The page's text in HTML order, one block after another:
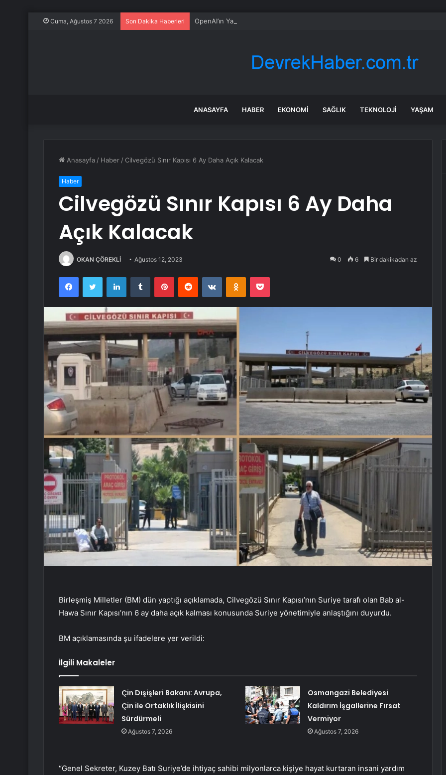
Cuma, Ağustos 7 2026 Son Dakika Haberleri OpenAI’ın Yapay Zeka Modeli Güvenlik Testinde Kontrolden Çıktı, Hugging Face’i
ANASAYFA HABER EKONOMI SAĞLIK TEKNOLOJI YAŞAM
Anasayfa / Haber / Cilvegözü Sınır Kapısı 6 Ay Daha Açık Kalacak
Haber
Cilvegözü Sınır Kapısı 6 Ay Daha
Açık Kalacak
OKAN ÇÖREKLİ Ağustos 12, 2023 0 6 Bir dakikadan az
FacebookTwitter LinkedInTumblr PinterestReddit VKontakteOdnoklassniki
Pocket
Birleşmiş Milletler (BM) dün yaptığı açıklamada, Cilvegözü Sınır Kapısı’nın Suriye tarafı olan Bab al-
Hawa Sınır Kapısı’nın 6 ay daha açık kalması konusunda Suriye yönetimiyle anlaştığını duyurdu.
BM açıklamasında şu ifadelere yer verildi:
İlgili Makaleler
Çin Dışişleri Bakanı: Avrupa,
Çin ile Ortaklık İlişkisini
Sürdürmeli
Ağustos 7, 2026
Osmangazi Belediyesi
Kaldırım İşgallerine Fırsat
Vermiyor
Ağustos 7, 2026
“Genel Sekreter, Kuzey Batı Suriye’de ihtiyaç sahibi milyonlarca kişiye hayat kurtaran insani yardım